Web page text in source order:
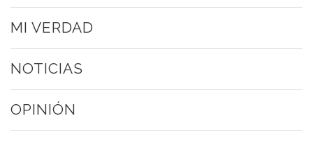
MI VERDAD
NOTICIAS
OPINIÓN